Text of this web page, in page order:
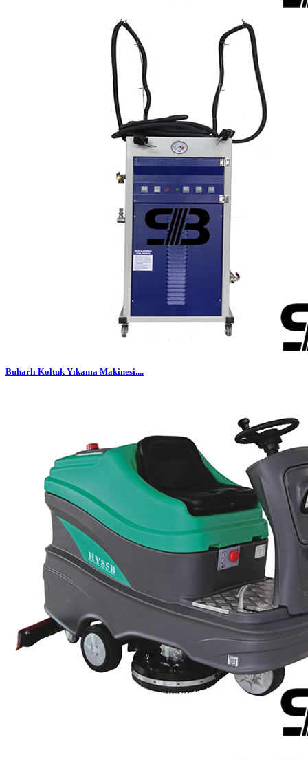
Buharlı Koltuk Yıkama Makinesi....